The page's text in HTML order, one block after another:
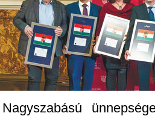
Múzeumban, ahol
át jeleső maga vitt a
A
külön bizonylat
és az is rajta van,